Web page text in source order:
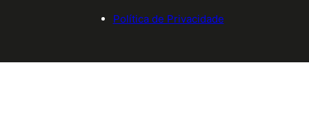
Política de Privacidade